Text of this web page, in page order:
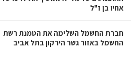
אחיו בן ז"ל
חברת החשמל השלימה את הטמנת רשת
החשמל באזור גשר הירקון בתל אביב